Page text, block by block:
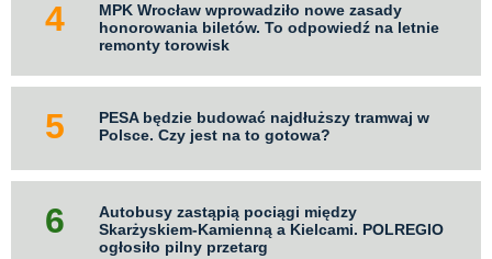
MPK Wrocław wprowadziło nowe zasady
honorowania biletów. To odpowiedź na letnie
remonty torowisk
PESA będzie budować najdłuższy tramwaj w
Polsce. Czy jest na to gotowa?
Autobusy zastąpią pociągi między
Skarżyskiem-Kamienną a Kielcami. POLREGIO
ogłosiło pilny przetarg